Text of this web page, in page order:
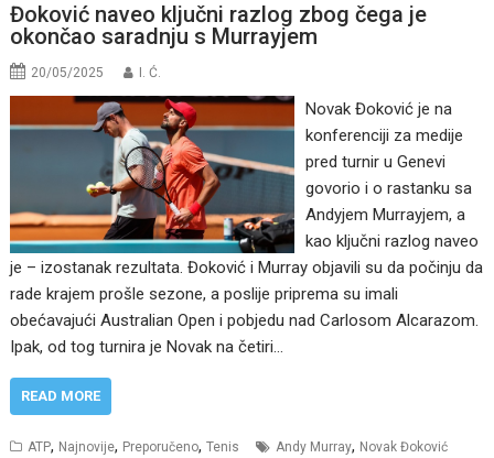
Đoković naveo ključni razlog zbog čega je
okončao saradnju s Murrayjem
20/05/2025 I. Ć.
Novak Đoković je na
konferenciji za medije
pred turnir u Genevi
govorio i o rastanku sa
Andyjem Murrayjem, a
kao ključni razlog naveo
je – izostanak rezultata. Đoković i Murray objavili su da počinju da
rade krajem prošle sezone, a poslije priprema su imali
obećavajući Australian Open i pobjedu nad Carlosom Alcarazom.
Ipak, od tog turnira je Novak na četiri…
READ MORE
ATP, Najnovije, Preporučeno,Tenis Andy Murray, Novak Đoković